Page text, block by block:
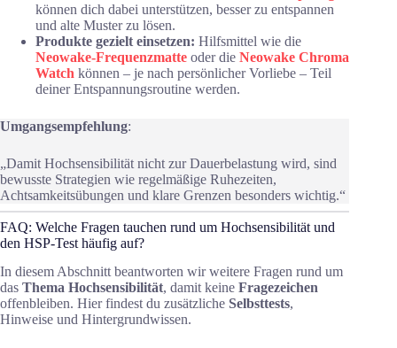
können dich dabei unterstützen, besser zu entspannen
und alte Muster zu lösen.
Produkte gezielt einsetzen: Hilfsmittel wie die
Neowake-Frequenzmatte oder die Neowake Chroma
Watch können – je nach persönlicher Vorliebe – Teil
deiner Entspannungsroutine werden.
Umgangsempfehlung:
„Damit Hochsensibilität nicht zur Dauerbelastung wird, sind
bewusste Strategien wie regelmäßige Ruhezeiten,
Achtsamkeitsübungen und klare Grenzen besonders wichtig.“
FAQ: Welche Fragen tauchen rund um Hochsensibilität und
den HSP-Test häufig auf?
In diesem Abschnitt beantworten wir weitere Fragen rund um
das Thema Hochsensibilität, damit keine Fragezeichen
offenbleiben. Hier findest du zusätzliche Selbsttests,
Hinweise und Hintergrundwissen.